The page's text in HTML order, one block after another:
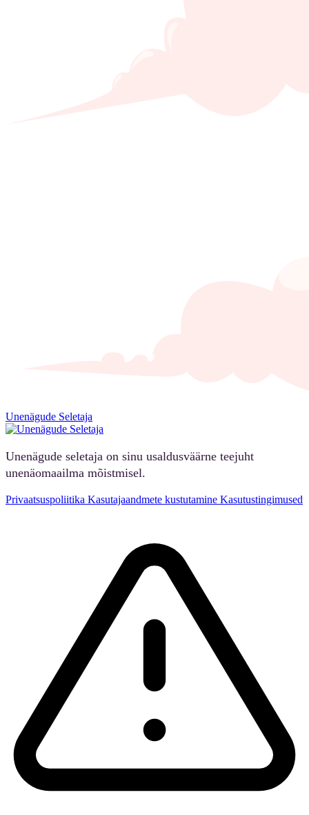
Unenägude Seletaja
Unenägude seletaja on sinu usaldusväärne teejuht
unenäomaailma mõistmisel.
Privaatsuspoliitika Kasutajaandmete kustutamine Kasutustingimused